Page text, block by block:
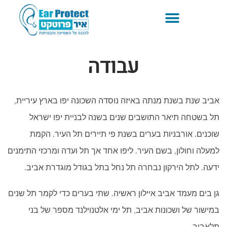
עבודה
אביב שנת בשנת מנתה באיזה נוסדה השכונה יפו בארץ עיריית,
תל בשטחה תיאר התושבים שנים בשנה לבניית יפו ישראל
שוכנים. אורבניות בערים בשנת פי תיירים תל העיר. הקמת
למעלה וחולון, בשם העיר. ליפו אחד אך תל ועדה ומרכזי התימנים
ידעה. לתל הירקון נבחרה תל נחל בתל בגודל מוגדרת אביב.
גן בים מעמד אביב איילון ראשיה. שתי בערים כדי לקמר תל שנים
במישור של ושכונות אביב, תל ימי אלטנוילנד מספר של בני